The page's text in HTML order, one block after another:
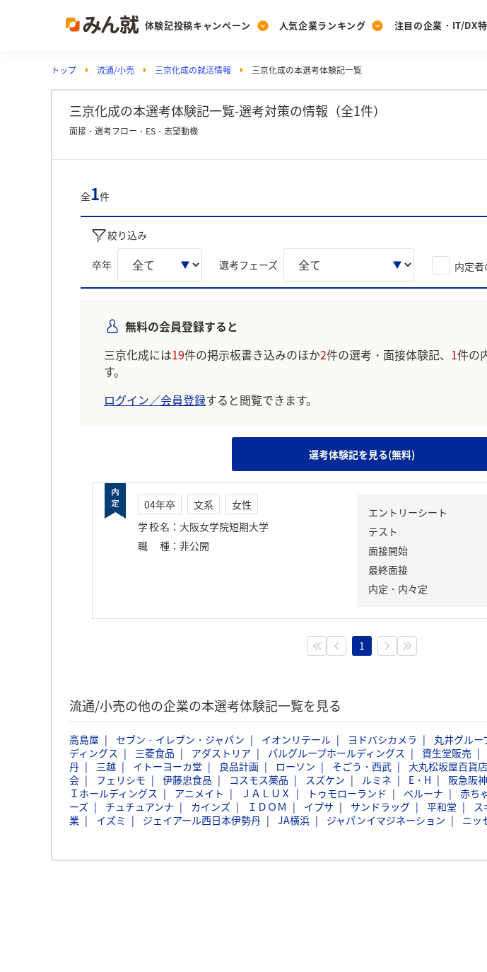
体験記投稿キャンペーン
Post
投稿する
[27卒] 本選考体験記投
人気企業ランキング
Ranking
ランキングを見る
Vote
注目の企業・IT/DX
PickUp
注目の企業特集
トップ 流通/小売 三京化成の就活情報 三京化成の本選考体験記一覧
三京化成の本選考体験記一覧-選考対策の情報（全1件）
面接・選考フロー・ES・志望動機
全1件
絞り込み
卒年 選考フェーズ 内定者
無料の会員登録すると
三京化成には19件の掲示板書き込みのほか2件の選考・面接体験記、 1件の
す。
ログイン／会員登録すると閲覧できます。
選考体験記を見る(無料)
04年卒 文系
女性
学校名 ： 大阪女学院短期大学
職種 ： 非公開
エントリーシート
テスト
面接開始
最終面接
内定・内々定
1
流通/小売の他の企業の本選考体験記一覧を見る
高島屋 セブン‐イレブン・ジャパン イオンリテール ヨドバシカメラ 丸井グルー
ディングス
三菱食品 アダストリア パルグループホールディングス 資生堂販売
丹
三越 イトーヨーカ堂 良品計画 ローソン そごう・西武 大丸松坂屋百貨店
会
フェリシモ 伊藤忠食品 コスモス薬品 スズケン ルミネ E・H 阪急阪
Ｉホールディングス
アニメイト ＪＡＬＵＸ トゥモローランド ベルーナ 赤ち
ーズ
チュチュアンナ カインズ ＩＤＯＭ イプサ サンドラッグ 平和堂 ス
業
イズミ ジェイアール西日本伊勢丹 JA横浜 ジャパンイマジネーション ニッ